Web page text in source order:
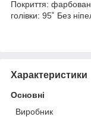
Покриття:
голівки: 95˚ Без
Характеристики
Основні
Виробник